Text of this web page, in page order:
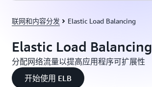
联网和内容分发 Elastic Load Balancing
Elastic Load Balancing
分配网络流量以提高应用程序可扩展性
开始使用 ELB